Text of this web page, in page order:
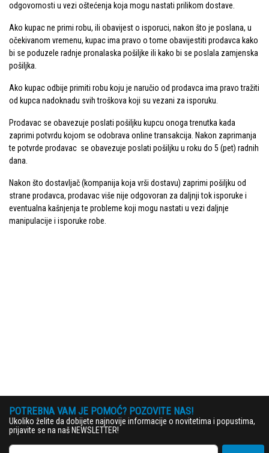
odgovornosti u vezi oštećenja koja mogu nastati prilikom dostave.
Ako kupac ne primi robu, ili obavijest o isporuci, nakon što je poslana, u
očekivanom vremenu, kupac ima pravo o tome obavijestiti prodavca kako
bi se poduzele radnje pronalaska pošiljke ili kako bi se poslala zamjenska
pošiljka.
Ako kupac odbije primiti robu koju je naručio od prodavca ima pravo tražiti
od kupca nadoknadu svih troškova koji su vezani za isporuku.
Prodavac se obavezuje poslati pošiljku kupcu onoga trenutka kada
zaprimi potvrdu kojom se odobrava online transakcija. Nakon zaprimanja
te potvrde prodavac se obavezuje poslati pošiljku u roku do 5 (pet) radnih
dana.
Nakon što dostavljač (kompanija koja vrši dostavu) zaprimi pošiljku od
strane prodavca, prodavac više nije odgovoran za daljnji tok isporuke i
eventualna kašnjenja te probleme koji mogu nastati u vezi daljnje
manipulacije i isporuke robe.
POTREBNA VAM JE POMOĆ? POZOVITE NAS!
Ukoliko želite da dobijete najnovije informacije o novitetima i popustima,
prijavite se na naš NEWSLETTER!